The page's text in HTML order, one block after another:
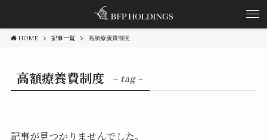
HOME 記事一覧 高額療養費制度
高額療養費制度 – tag –
記事が見つかりませんでした。